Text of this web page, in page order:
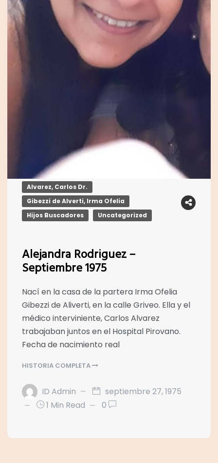
Alvarez, Carlos Dr.
Gibezzi de Alverti, Irma Ofelia
Hijos Buscadores
Uncategorized
Alejandra Rodriguez –
Septiembre 1975
Nací en la casa de la partera Irma Ofelia
Gibezzi de Aliverti, en la calle Griveo. Ella y el
médico interviniente, Carlos Alvarez
trabajaban juntos en el Hospital Pirovano.
Fecha de nacimiento real
HISTORIA COMPLETA
ID Admin
septiembre 27, 1975
1 Min Read
0